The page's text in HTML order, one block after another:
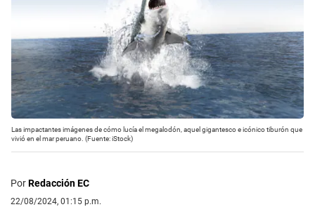
Las impactantes imágenes de cómo lucía el megalodón, aquel gigantesco e icónico tiburón que
vivió en el mar peruano. (Fuente: iStock)
PorRedacción EC
22/08/2024, 01:15 p.m.